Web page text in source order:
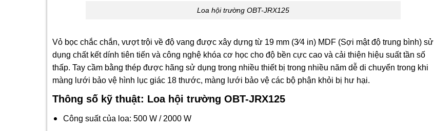
Loa hội trường OBT-JRX125
Vỏ bọc chắc chắn, vượt trội về độ vang được xây dựng từ 19 mm (3⁄4 in) MDF (Sợi mật độ trung bình) sử
dụng chất kết dính tiên tiến và công nghệ khóa cơ học cho độ bền cực cao và cải thiện hiệu suất tần số
thấp. Tay cầm bằng thép được hãng sử dụng trong nhiều thiết bị trong nhiều năm dễ di chuyển trong khi
màng lưới bảo vệ hình lục giác 18 thước, màng lưới bảo vệ các bộ phận khỏi bị hư hại.
Thông số kỹ thuật: Loa hội trường OBT-JRX125
Công suất của loa: 500 W / 2000 W